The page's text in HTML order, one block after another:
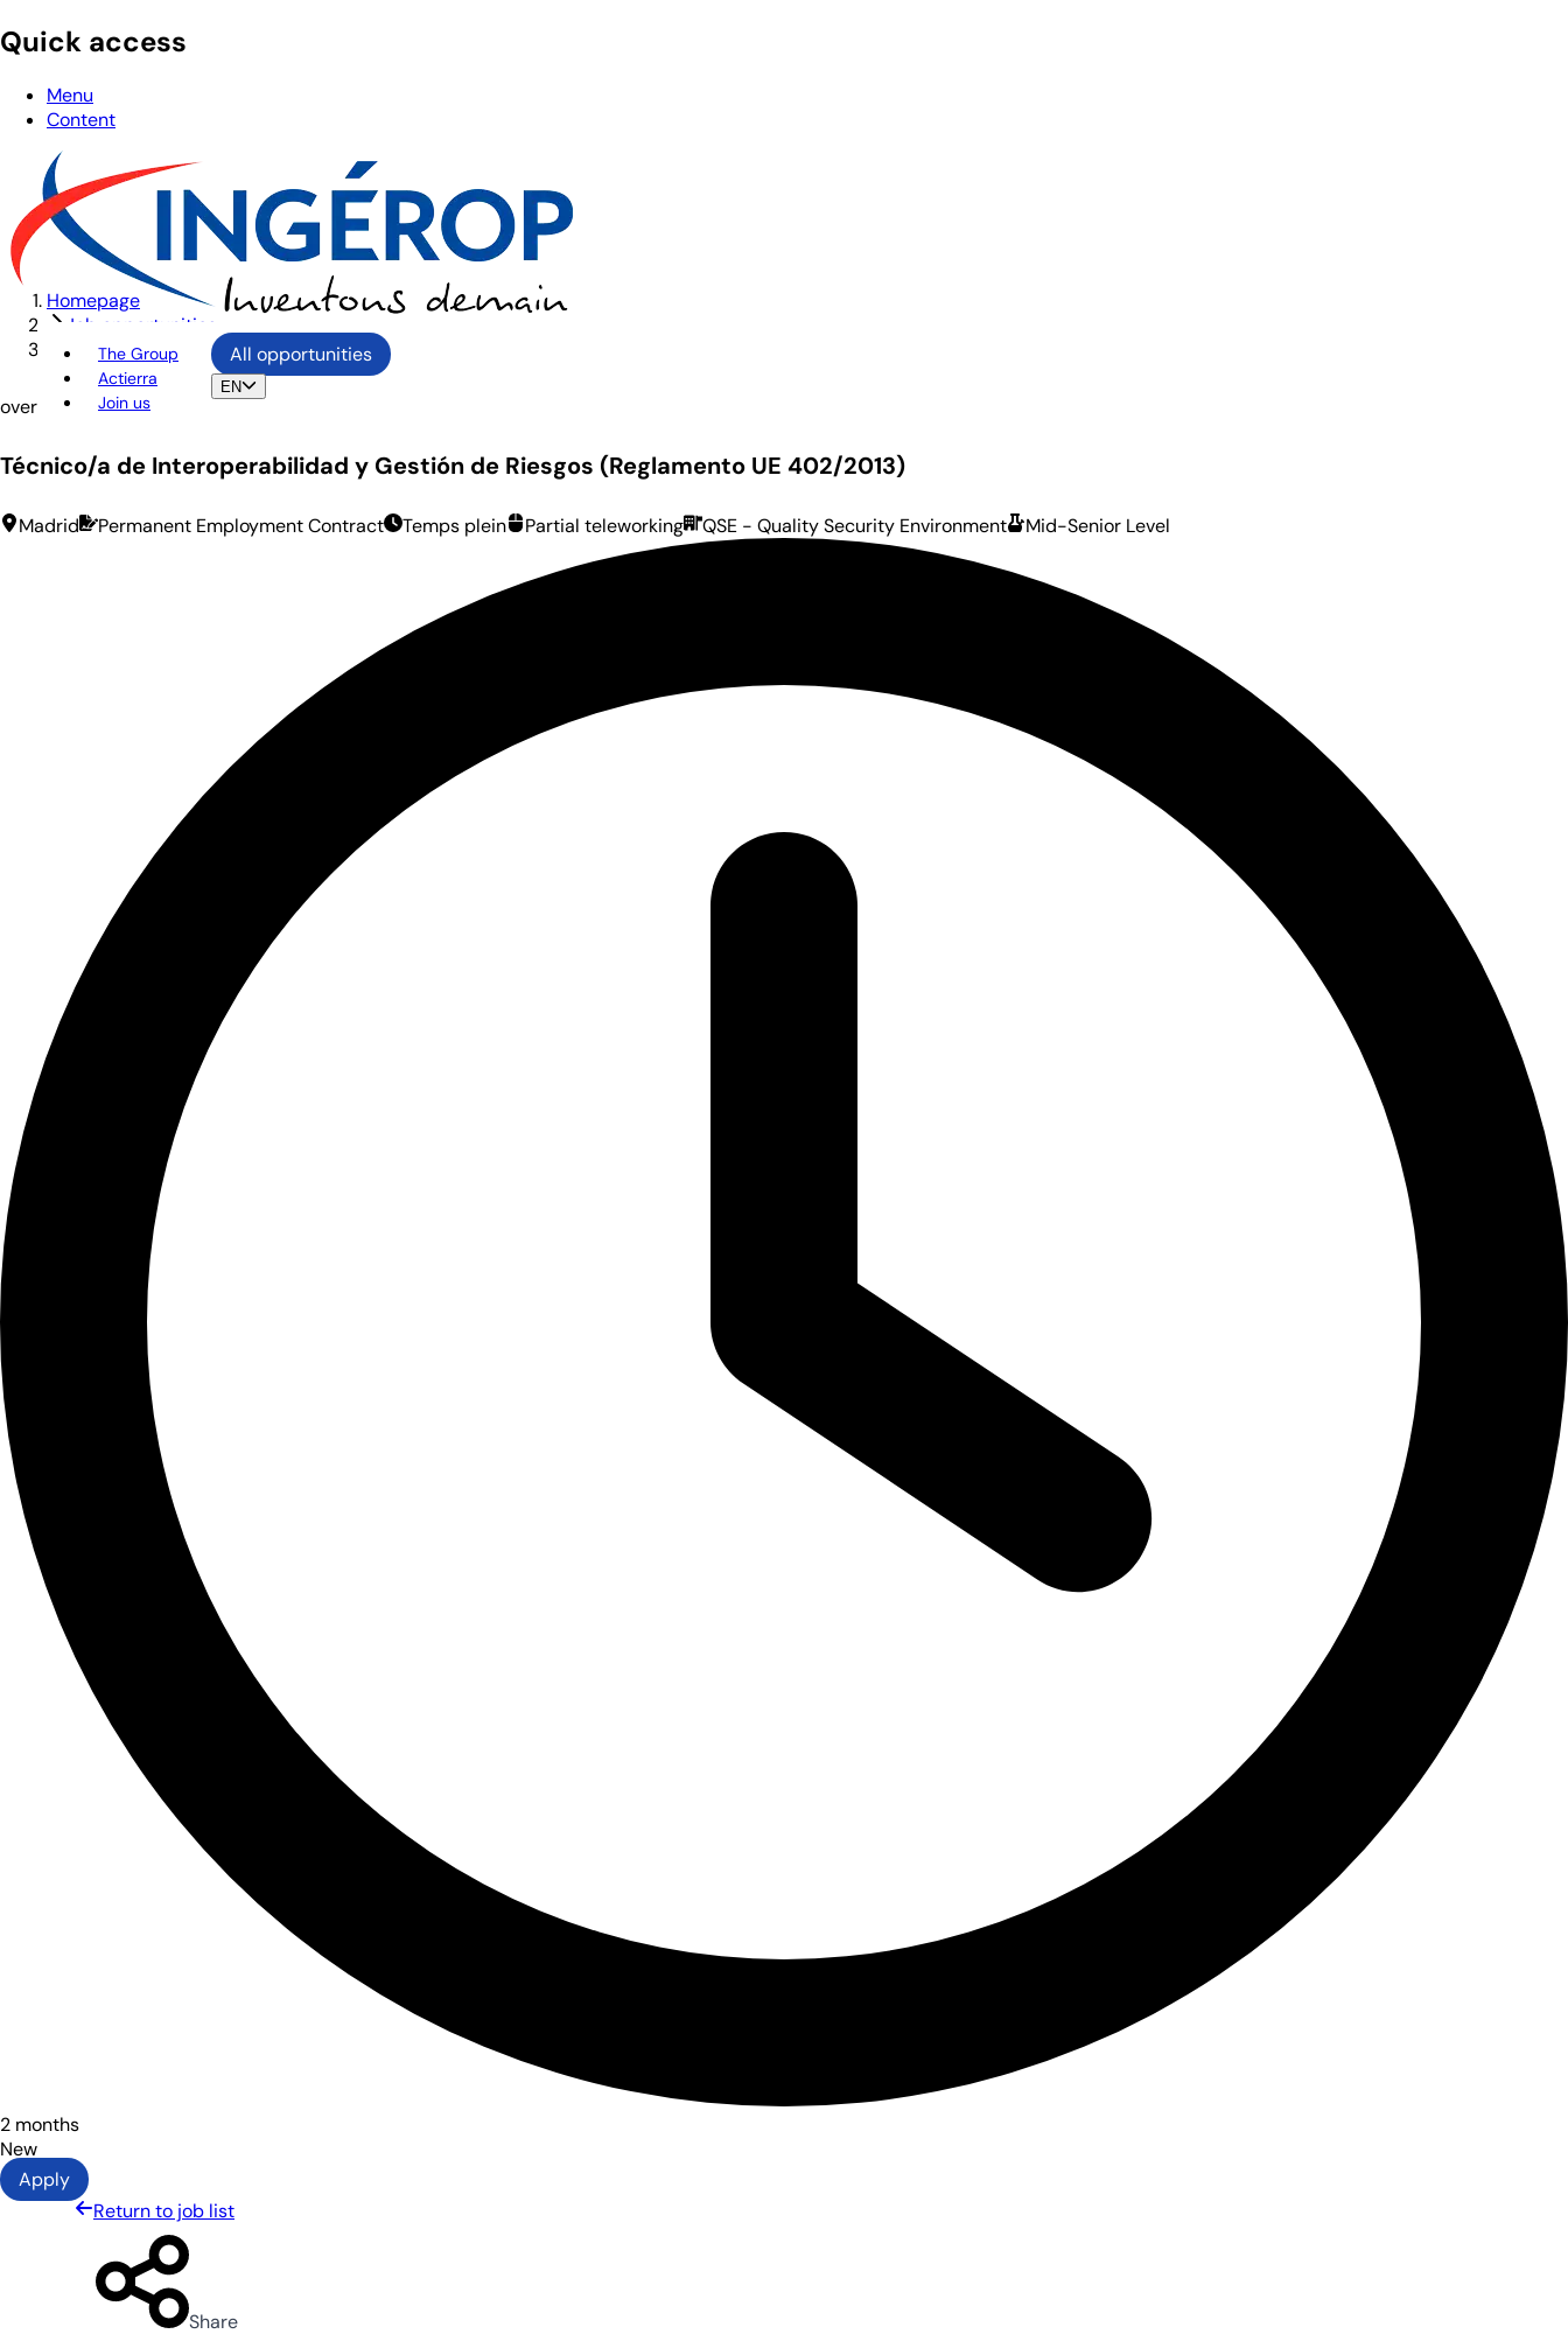
Quick access
Menu
Content
The Group
Actierra
Join us
All opportunities
EN
Homepage
Job opportunities
Técnico/a de Interoperabilidad y Gestión de Riesgos (Reglamento UE 402/2013)
overview
Técnico/a de Interoperabilidad y Gestión de Riesgos (Reglamento UE 402/2013)
Madrid Permanent Employment Contract Temps plein Partial teleworking QSE - Quality Security Environment Mid-Senior Level
2 months
New
Apply
Return to job list
Share